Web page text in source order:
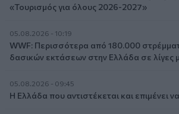
«Τουρισμός για όλους 2026-2027»
05.08.2026 - 10:19
WWF: Περισσότερα από 180.000
δασικών εκτάσεων στην Ελλάδα σε λίγες
05.08.2026 - 09:45
Η Ελλάδα που αντιστέκεται και επιμένει